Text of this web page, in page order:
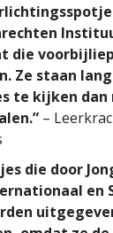
die
Ze staan
te kijken dan
–
die door
en